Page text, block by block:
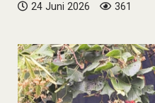
24 Juni 2026 361